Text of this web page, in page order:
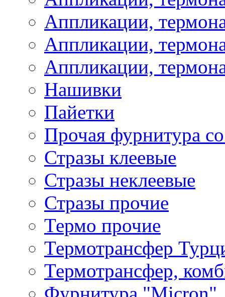
Аппликации,
Аппликации,
Аппликации,
Нашивки
Пайетки
Прочая фурнитура
Стразы клеевые
Стразы неклеевые
Стразы прочие
Термо прочие
Термотрансфер
Термотрансфер,